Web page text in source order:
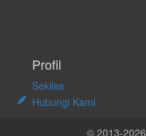
Profil
Sekilas
Hubungi Kami
© 2013-2026